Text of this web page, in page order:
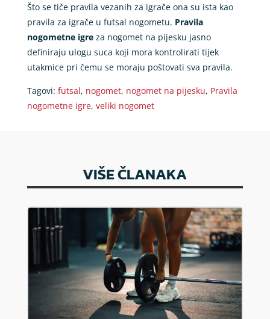
Što se tiče pravila vezanih za igrače ona su ista kao
pravila za igrače u futsal nogometu. Pravila
nogometne igreza nogomet na pijesku jasno
definiraju ulogu suca koji mora kontrolirati tijek
utakmice pri čemu se moraju poštovati sva pravila.
Tagovi: futsal, nogomet, nogomet na pijesku, Pravila
nogometne igre, veliki nogomet
VIŠE ČLANAKA